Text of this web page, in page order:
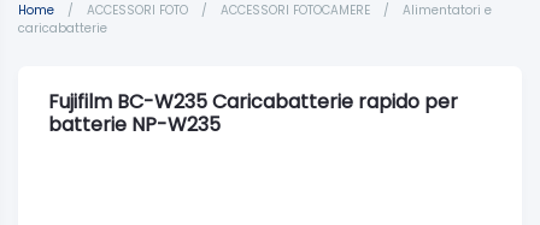
Home / ACCESSORI FOTO / ACCESSORI FOTOCAMERE /
Alimentatori e
caricabatterie
Fujifilm BC-W235 Caricabatterie rapido per
batterie NP-W235